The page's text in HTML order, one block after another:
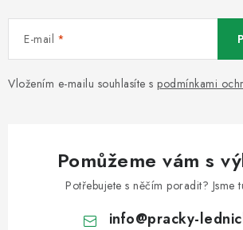
E-mail
Vložením e-mailu souhlasíte s podmínkami
Pomůžeme vám s
Potřebujete s něčím poradit? Jsme
info@pracky-